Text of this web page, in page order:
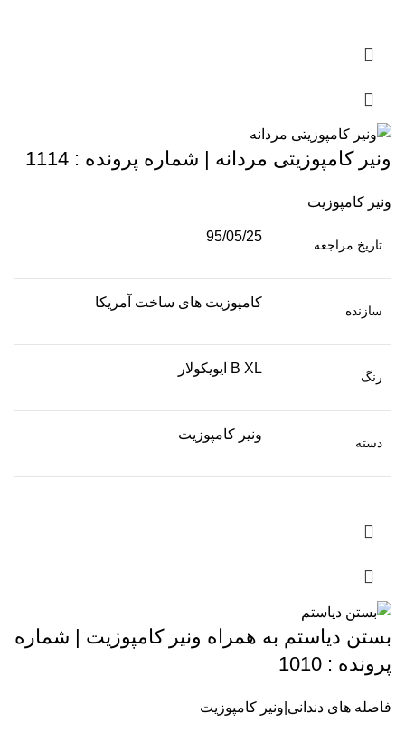
ونیر کامپوزیتی مردانه | شماره پرونده : 1114
ونیر کامپوزیت
تاریخ مراجعه
95/05/25
سازنده
کامپوزیت های ساخت آمریکا
رنگ
B XL ایویکولار
دسته
ونیر کامپوزیت
بستن دیاستم به همراه ونیر کامپوزیت | شماره
پرونده : 1010
فاصله های دندانی|ونیر کامپوزیت